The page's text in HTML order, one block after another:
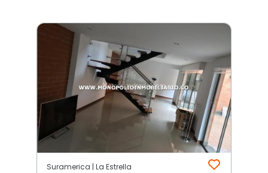
Suramerica | La Estrella